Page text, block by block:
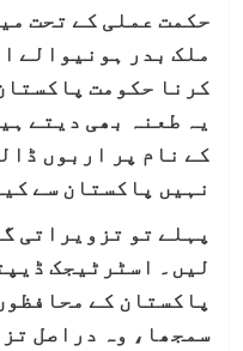
حکمت عملی کے تحت
ملک بدر ہونیوالے
کرنا حکومت
یہ طعنہ بھی دیتے
کے نام پر اربوں
نہیں پاکستان سے
پہلے تو تزویراتی
لیں۔ اسٹرٹیجک
پاکستان کے
سمجھا، وہ دراصل